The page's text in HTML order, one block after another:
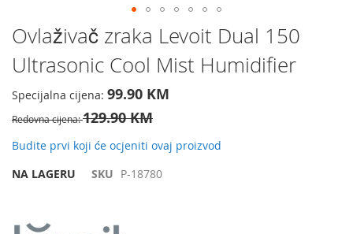
Preskočite
na
početak
galerije
slika
Ovlaživač zraka Levoit Dual 150
Ultrasonic Cool Mist Humidifier
Specijalna cijena 99.90 KM
Redovna cijena 129.90 KM
Budite prvi koji će ocjeniti ovaj proizvod
NA LAGERU
SKU P-18780